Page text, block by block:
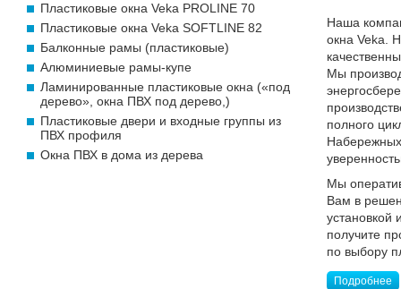
Пластиковые окна Veka PROLINE 70
Пластиковые окна Veka SOFTLINE 82
Балконные рамы (пластиковые)
Алюминиевые рамы-купе
Ламинированные пластиковые окна («под
дерево», окна ПВХ под дерево,)
Пластиковые двери и входные группы из
ПВХ профиля
Окна ПВХ в дома из дерева
Наша
окна Veka.
Мы
полного
Мы
Вам в
установкой
получите
по выбору
Подробнее